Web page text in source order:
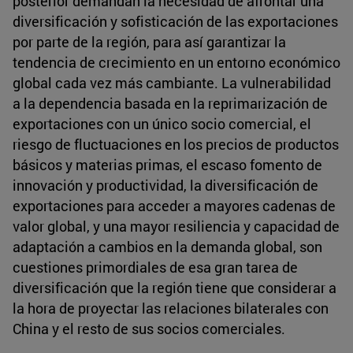
diversificación y sofisticación de las exportaciones
por parte de la región, para así garantizar la
tendencia de crecimiento en un entorno económico
global cada vez más cambiante. La vulnerabilidad
a la dependencia basada en la reprimarización de
exportaciones con un único socio comercial, el
riesgo de fluctuaciones en los precios de productos
básicos y materias primas, el escaso fomento de
innovación y productividad, la diversificación de
exportaciones para acceder a mayores cadenas de
valor global, y una mayor resiliencia y capacidad de
adaptación a cambios en la demanda global, son
cuestiones primordiales de esa gran tarea de
diversificación que la región tiene que considerar a
la hora de proyectar las relaciones bilaterales con
China y el resto de sus socios comerciales.